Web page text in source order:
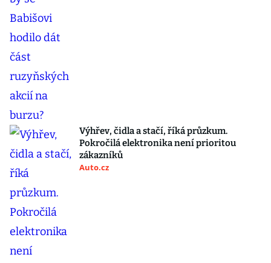
Výhřev, čidla a stačí, říká průzkum.
Pokročilá elektronika není prioritou
zákazníků
Auto.cz